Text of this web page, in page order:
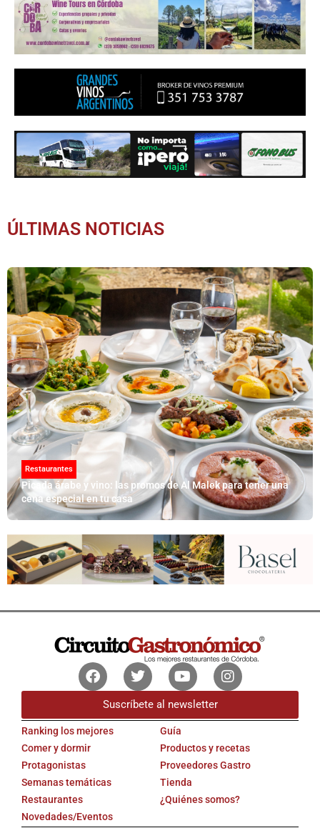
ÚLTIMAS NOTICIAS
Restaurantes
Picada árabe y vino: las promos de Al Malek para tener una
cena especial en tu casa
FacebookTwitterYoutubeInstagram
Suscríbete al newsletter
Ranking los mejores
Comer y dormir
Protagonistas
Semanas temáticas
Restaurantes
Novedades/Eventos
Guía
Productos y recetas
Proveedores Gastro
Tienda
¿Quiénes somos?